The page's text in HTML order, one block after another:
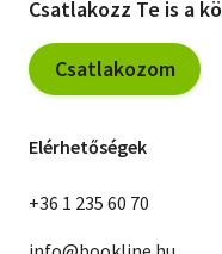
Csatlakozz Te is a
Csatlakozom
Elérhetőségek
+36 1 235 60 70